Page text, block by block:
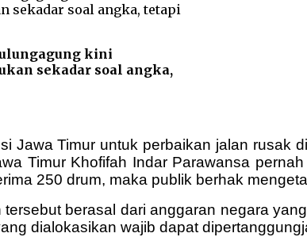
kini
sekadar soal angka,
Jawa Timur untuk perbaikan jalan rusak
Timur Khofifah Indar Parawansa
250 drum, maka publik berhak
berasal dari anggaran negara
dialokasikan wajib dapat